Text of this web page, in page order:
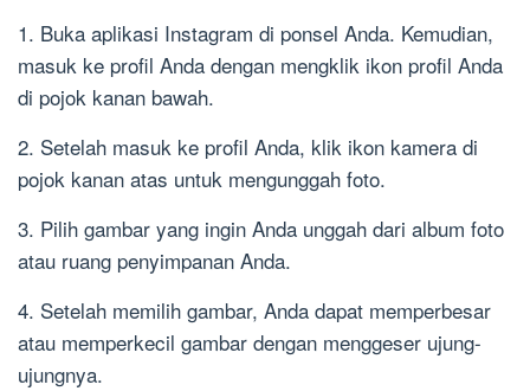
1. Buka aplikasi Instagram di ponsel Anda. Kemudian,
masuk ke profil Anda dengan mengklik ikon profil Anda
di pojok kanan bawah.
2. Setelah masuk ke profil Anda, klik ikon kamera di
pojok kanan atas untuk mengunggah foto.
3. Pilih gambar yang ingin Anda unggah dari album foto
atau ruang penyimpanan Anda.
4. Setelah memilih gambar, Anda dapat memperbesar
atau memperkecil gambar dengan menggeser ujung-
ujungnya.